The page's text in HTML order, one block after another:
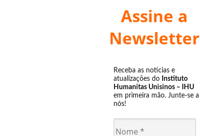
Assine a
Newsletter
Receba as notícias e
atualizações do Instituto
Humanitas Unisinos – IHU
em primeira mão. Junte-se a
nós!